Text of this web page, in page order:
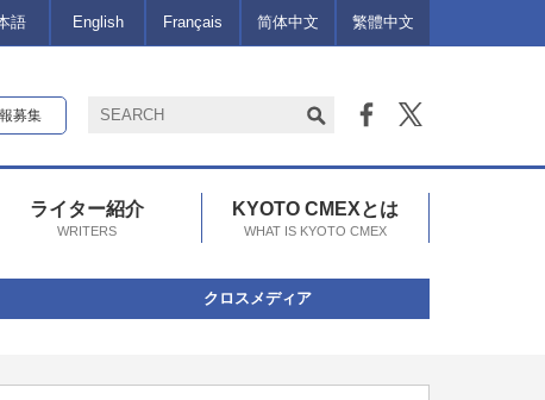
語 English Français 简体中文 繁體中文
募集
ライター紹介
WRITERS
KYOTO CMEXとは
WHAT IS KYOTO CMEX
クロスメディア